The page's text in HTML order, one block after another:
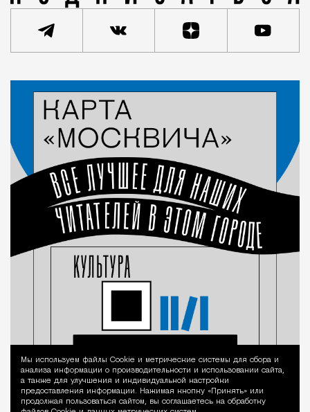
Уведомление
Мы используем файлы Сookie и метрические системы для сбора и
анализа информации о производительности и использовании сайта,
а также для улучшения и индивидуальной настройки
предоставления информации. Нажимая кнопку «Принять» или
продолжая пользоваться сайтом, вы соглашаетесь на обработку